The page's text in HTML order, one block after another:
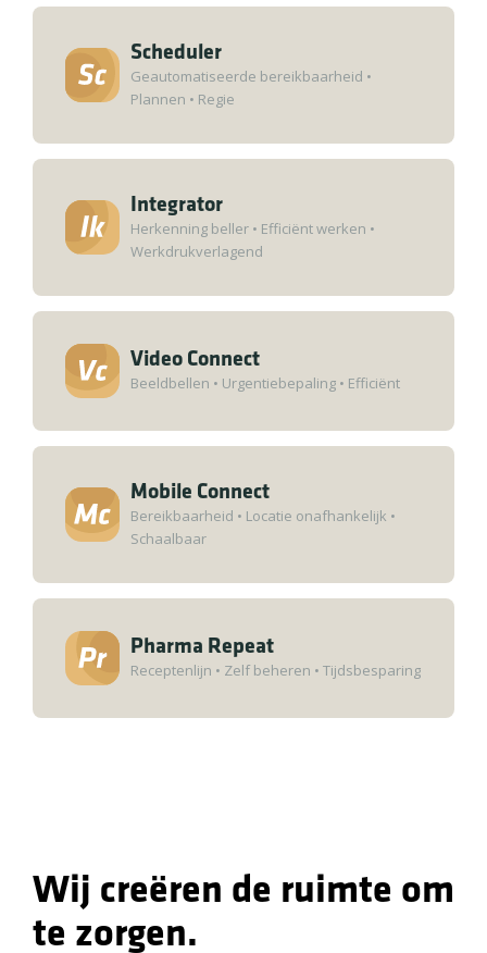
Scheduler
Geautomatiseerde bereikbaarheid •
Plannen • Regie
Integrator
Herkenning beller • Efficiënt werken •
Werkdrukverlagend
Video Connect
Beeldbellen • Urgentiebepaling • Efficiënt
Mobile Connect
Bereikbaarheid • Locatie onafhankelijk •
Schaalbaar
Pharma Repeat
Receptenlijn • Zelf beheren • Tijdsbesparing
Wij creëren de ruimte om
te zorgen.